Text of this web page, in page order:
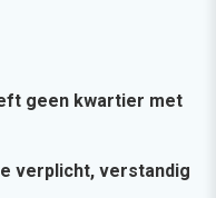
geen kwartier met
verplicht, verstandig